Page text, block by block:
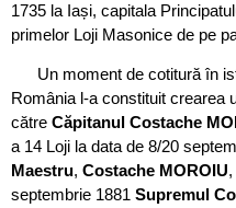
1735 la Iași, capitala
primelor Loji Masonice de pe
Un moment de cotitură în
România l-a constituit crearea
către Căpitanul Costache
a 14 Loji la data de 8/20
Maestru, Costache MOROIU
septembrie 1881 Supremul